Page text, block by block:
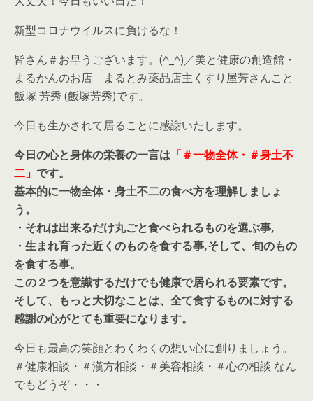
新型コロナウイルスに負けるな！
皆さん＃お早うございます。(^_^)／美と健康の創造館・
まるかんのお店 まるとみ薬品店主くすり屋芳さんこと
飯塚 芳秀 (飯塚芳秀)です。
今日も生かされて居ることに感謝いたします。
今日の心と身体の栄養の一言は 「＃一物全体・＃身土不
二」 です。
基本的に一物全体・身土不二の食べ方を理解しましょ
う。
・それは出来るだけ丸ごと食べられるものを選ぶ事,
・生まれ育った近くのものを食する事,そして、旬のもの
を食する事。
この２つを意識するだけでも健康で居られる要素です。
そして、もっと大切なことは、全て食するものに対する
感謝の心がとても重要になります。
今日も最高の笑顔とわくわくの想い心に創りましょう。
＃健康相談・＃漢方相談・＃美容相談・＃心の相談 なん
でもどうぞ・・・